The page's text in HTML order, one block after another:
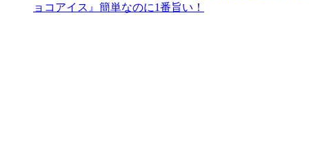
ョコアイス』簡単なのに1番旨い！